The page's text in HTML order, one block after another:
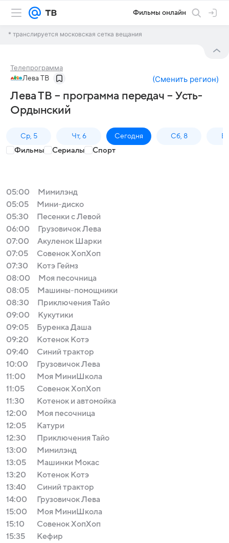
Фильмы онлайн
* транслируется московская сетка вещания
Телепрограмма
Лева ТВ (Сменить регион)
Лева ТВ – программа передач – Усть-
Ордынский
Ср, 5 Чт, 6 Сегодня Сб, 8
Фильмы Сериалы Спорт
05:00
Мимилэнд
05:05
Мини-диско
05:30
Песенки с Левой
06:00
Грузовичок Лева
07:00
Акуленок Шарки
07:05
Совенок ХопХоп
07:30
Котэ Геймз
08:00
Моя песочница
08:05
Машины-помощники
08:30
Приключения Тайо
09:00
Кукутики
09:05
Буренка Даша
09:20
Котенок Котэ
09:40
Синий трактор
10:00
Грузовичок Лева
11:00
Моя МиниШкола
11:05
Совенок ХопХоп
11:30
Котенок и автомойка
12:00
Моя песочница
12:05
Катури
12:30
Приключения Тайо
13:00
Мимилэнд
13:05
Машинки Мокас
13:20
Котенок Котэ
13:40
Синий трактор
14:00
Грузовичок Лева
15:00
Моя МиниШкола
15:10
Совенок ХопХоп
15:35
Кефир